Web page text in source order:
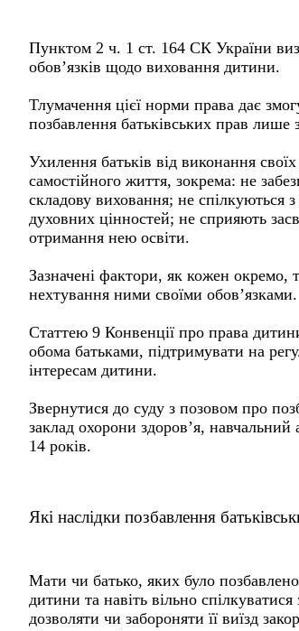
Пунктом 2 ч. 1 ст. 164 СК України
обов’язків щодо виховання дитини.
Тлумачення цієї норми права дає
позбавлення батьківських прав лише
Ухилення батьків від виконання
самостійного життя, зокрема: не
складову виховання; не спілкуються
духовних цінностей; не сприяють
отримання нею освіти.
Зазначені фактори, як кожен окремо,
нехтування ними своїми обов’язками.
Статтею 9 Конвенції про права
обома батьками, підтримувати на
інтересам дитини.
Звернутися до суду з позовом про
заклад охорони здоров’я,
14 років.
Які наслідки позбавлення
Мати чи батько, яких було
дитини та навіть вільно
дозволяти чи забороняти її виїзд